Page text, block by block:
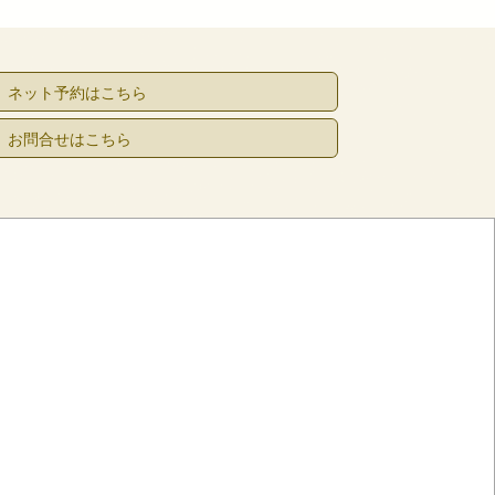
ネット予約はこちら
お問合せはこちら